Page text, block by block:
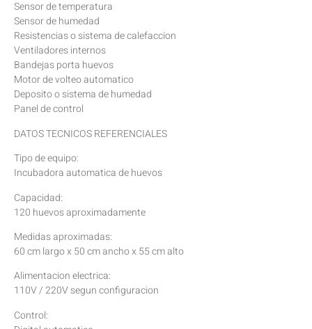
Sensor de temperatura
Sensor de humedad
Resistencias o sistema de calefaccion
Ventiladores internos
Bandejas porta huevos
Motor de volteo automatico
Deposito o sistema de humedad
Panel de control
DATOS TECNICOS REFERENCIALES
Tipo de equipo:
Incubadora automatica de huevos
Capacidad:
120 huevos aproximadamente
Medidas aproximadas:
60 cm largo x 50 cm ancho x 55 cm alto
Alimentacion electrica:
110V / 220V segun configuracion
Control: